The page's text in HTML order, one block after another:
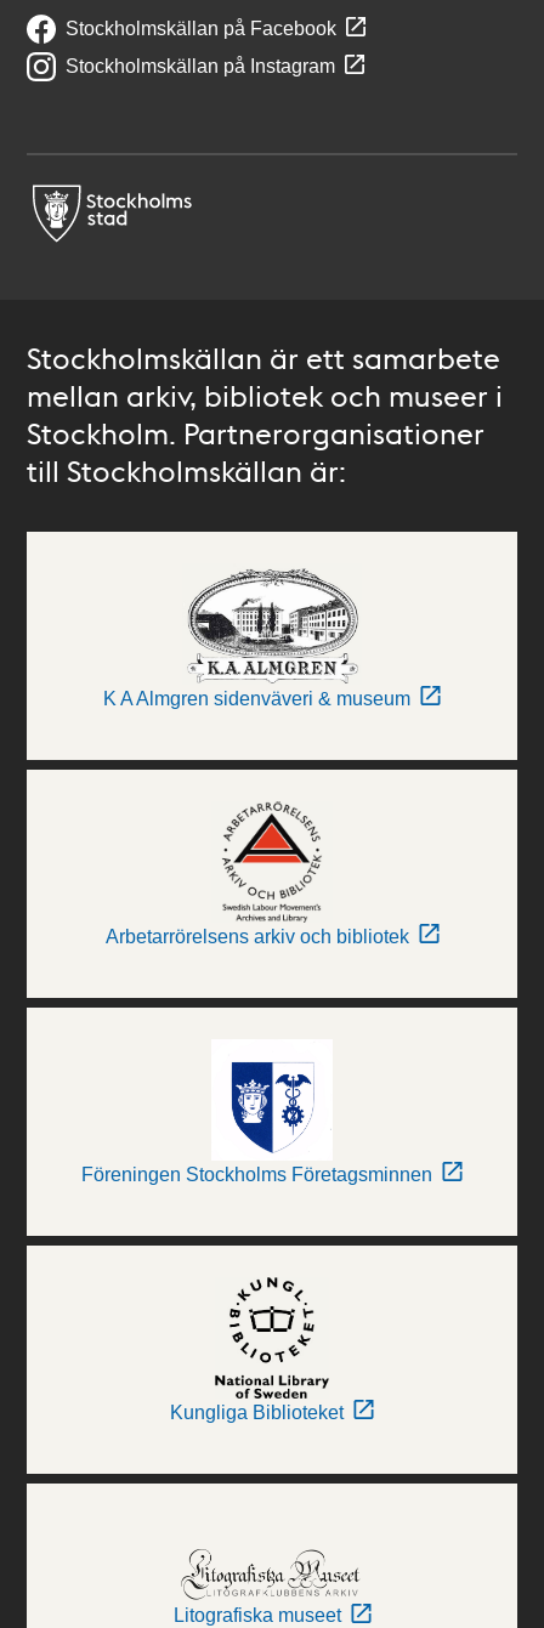
Stockholmskällan på Facebook
Stockholmskällan på Instagram
Stockholmskällan är ett samarbete
mellan arkiv, bibliotek och museer i
Stockholm. Partnerorganisationer
till Stockholmskällan är:
K A Almgren sidenväveri & museum
Arbetarrörelsens arkiv och bibliotek
Föreningen Stockholms Företagsminnen
Kungliga Biblioteket
Litografiska museet